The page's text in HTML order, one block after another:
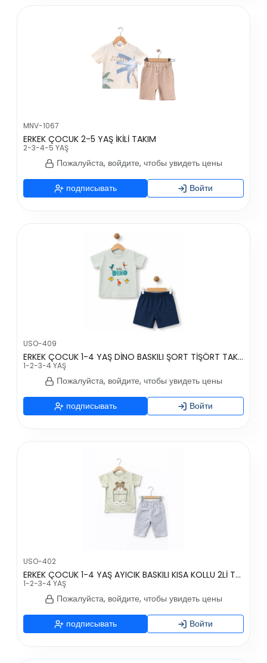
MNV-1067
ERKEK ÇOCUK 2-5 YAŞ İKİLİ TAKIM
2-3-4-5 YAŞ
Пожалуйста, войдите, чтобы увидеть цены
подписывать Войти
USO-409
ERKEK ÇOCUK 1-4 YAŞ DİNO BASKILI ŞORT TİŞÖRT TAKIM
1-2-3-4 YAŞ
Пожалуйста, войдите, чтобы увидеть цены
подписывать Войти
USO-402
ERKEK ÇOCUK 1-4 YAŞ AYICIK BASKILI KISA KOLLU 2Lİ TAKIM
1-2-3-4 YAŞ
Пожалуйста, войдите, чтобы увидеть цены
подписывать Войти